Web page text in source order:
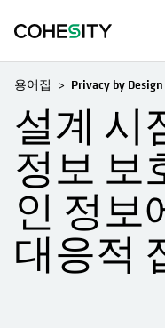
용어집 Privacy by
설계 시
정보 보
인 정보
대응적